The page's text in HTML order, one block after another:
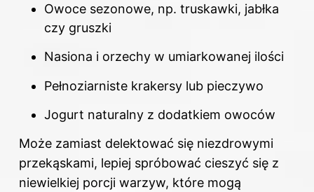
Owoce sezonowe, np. truskawki, jabłka
czy gruszki
Nasiona i orzechy w umiarkowanej ilości
Pełnoziarniste krakersy lub pieczywo
Jogurt naturalny z dodatkiem owoców
Może zamiast delektować się niezdrowymi
przekąskami, lepiej spróbować cieszyć się z
niewielkiej porcji warzyw, które mogą